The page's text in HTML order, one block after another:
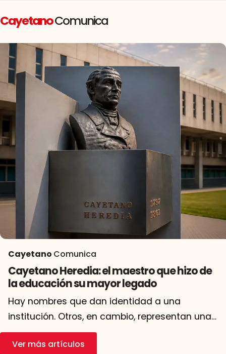
CayetanoComunica
Cayetano Comunica
Cayetano Heredia: el maestro que hizo de
la educación su mayor legado
Hay nombres que dan identidad a una
institución. Otros, en cambio, representan una
manera de entender el conocimiento y el
servicio. José Cayetano Heredia Sánchez
Ver más artículos